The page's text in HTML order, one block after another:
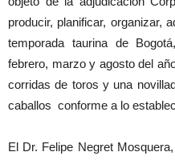
producir, planificar, organizar,
temporada taurina de
febrero, marzo y agosto del
corridas de toros y una
caballos conforme a lo
El Dr. Felipe Negret